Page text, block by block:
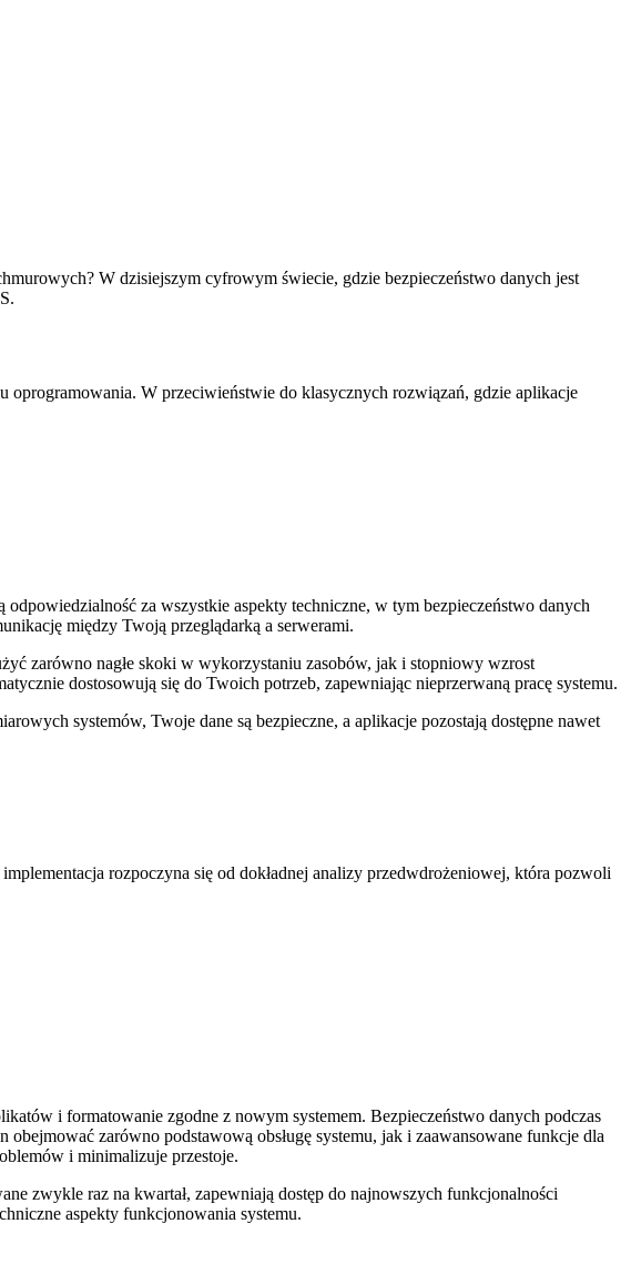
W dzisiejszym cyfrowym świecie, gdzie bezpieczeństwo danych jest
oprogramowania. W przeciwieństwie do klasycznych rozwiązań, gdzie aplikacje
za wszystkie aspekty techniczne, w tym bezpieczeństwo danych
między Twoją przeglądarką a serwerami.
zarówno nagłe skoki w wykorzystaniu zasobów, jak i stopniowy wzrost
dostosowują się do Twoich potrzeb, zapewniając nieprzerwaną pracę systemu.
systemów, Twoje dane są bezpieczne, a aplikacje pozostają dostępne nawet
rozpoczyna się od dokładnej analizy przedwdrożeniowej, która pozwoli
i formatowanie zgodne z nowym systemem. Bezpieczeństwo danych podczas
zarówno podstawową obsługę systemu, jak i zaawansowane funkcje dla
i minimalizuje przestoje.
zwykle raz na kwartał, zapewniają dostęp do najnowszych funkcjonalności
aspekty funkcjonowania systemu.